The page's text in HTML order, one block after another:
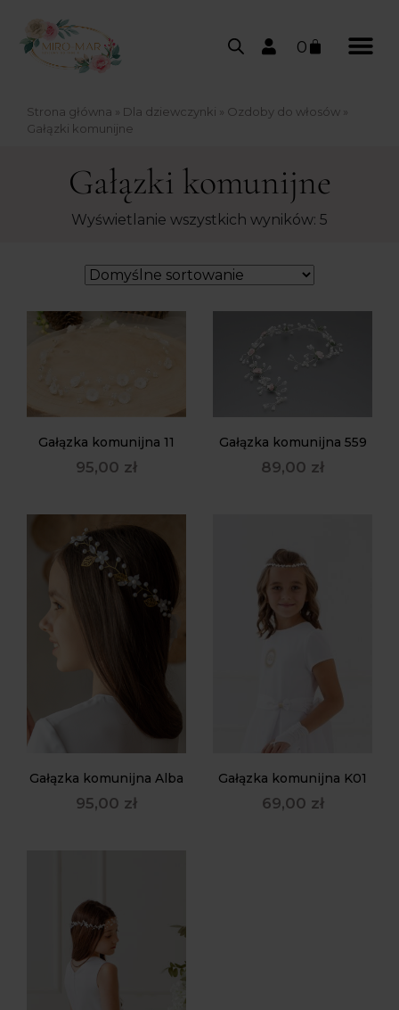
0
Strona główna » Dla dziewczynki » Ozdoby do włosów »
Gałązki komunijne
Gałązki komunijne
Wyświetlanie wszystkich wyników: 5
Gałązka komunijna 11
95,00 zł
Gałązka komunijna 559
89,00 zł
Gałązka komunijna Alba
95,00 zł
Gałązka komunijna K01
69,00 zł